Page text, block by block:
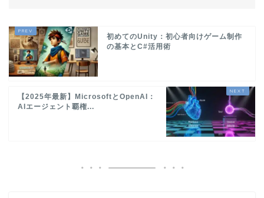
初めてのUnity：初心者向けゲーム制作
の基本とC#活用術
【2025年最新】MicrosoftとOpenAI：
AIエージェント覇権...